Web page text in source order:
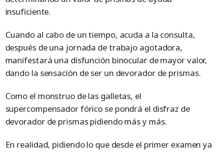
insuficiente.
Cuando al cabo de un tiempo, acuda a la consulta,
después de una jornada de trabajo agotadora,
manifestará una disfunción binocular de mayor valor,
dando la sensación de ser un devorador de prismas.
Como el monstruo de las galletas, el
supercompensador fórico se pondrá el disfraz de
devorador de prismas pidiendo más y más.
En realidad, pidiendo lo que desde el primer examen ya